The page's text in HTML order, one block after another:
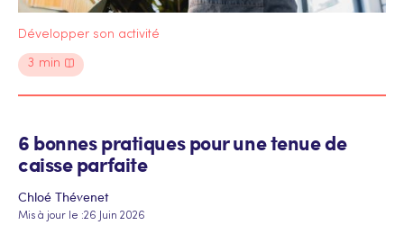
Développer son activité
3 min
6 bonnes pratiques pour une tenue de
caisse parfaite
Chloé Thévenet
Mis à jour le :26 Juin 2026